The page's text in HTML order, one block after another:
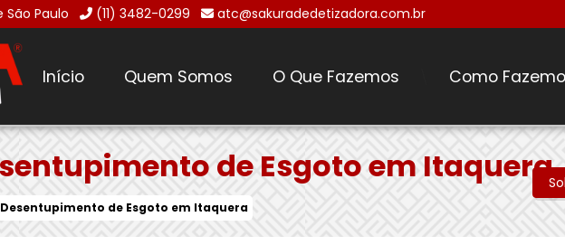
Paulo (11) 3482-0299 atc@sakuradedetizadora.com.br
Início Quem Somos O Que Fazemos Como
de Esgoto em Itaquera
de Esgoto em Itaquera